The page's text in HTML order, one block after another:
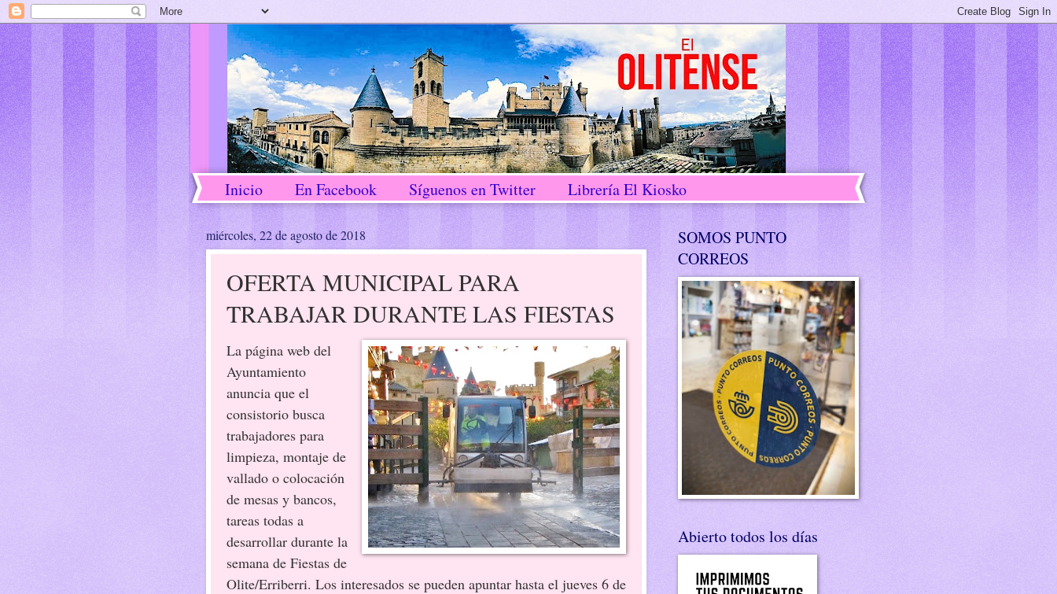
Inicio En Facebook Síguenos en Twitter Librería El Kiosko
miércoles, 22 de agosto de 2018
OFERTA MUNICIPAL PARA
TRABAJAR DURANTE LAS FIESTAS
La página web del
Ayuntamiento
anuncia que el
consistorio busca
trabajadores para
limpieza, montaje de
vallado o colocación
de mesas y bancos,
tareas todas a
desarrollar durante la
semana de Fiestas de
Olite/Erriberri. Los interesados se pueden apuntar hasta el jueves 6 de
SOMOS PUNTO
CORREOS
Abierto todos los días